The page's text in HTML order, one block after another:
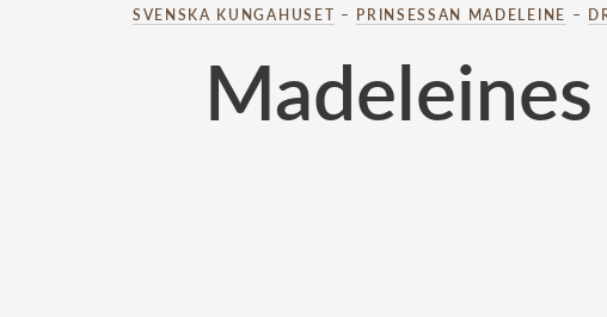
SVENSKA KUNGAHUSET – PRINSESSAN MADELEINE –